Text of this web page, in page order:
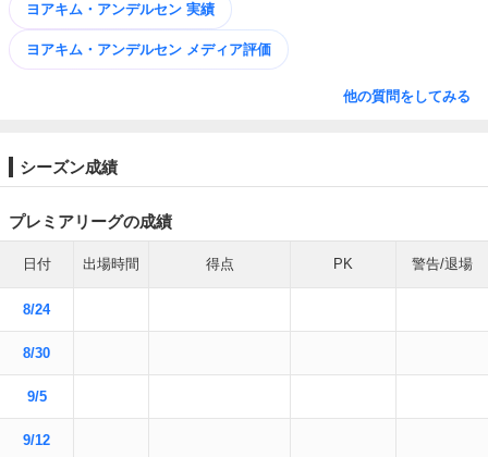
ヨアキム・アンデルセン 実績
ヨアキム・アンデルセン メディア評価
他の質問をしてみる
シーズン成績
プレミアリーグの成績
日付 出場時間 得点 PK 警告/退場
8/24
8/30
9/5
9/12